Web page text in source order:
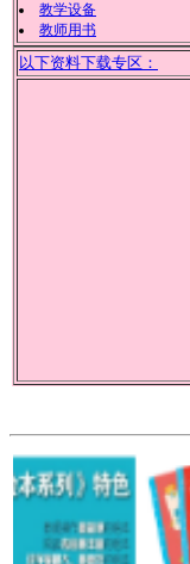
教学设备
教师用书
以下资料下载专区：